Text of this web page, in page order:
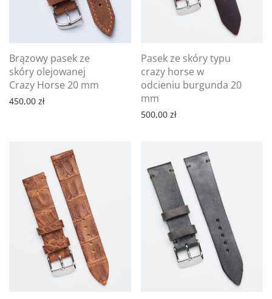
Brązowy pasek ze
skóry olejowanej
Crazy Horse 20 mm
450,00 zł
Pasek ze skóry typu
crazy horse w
odcieniu burgunda 20
mm
500,00 zł